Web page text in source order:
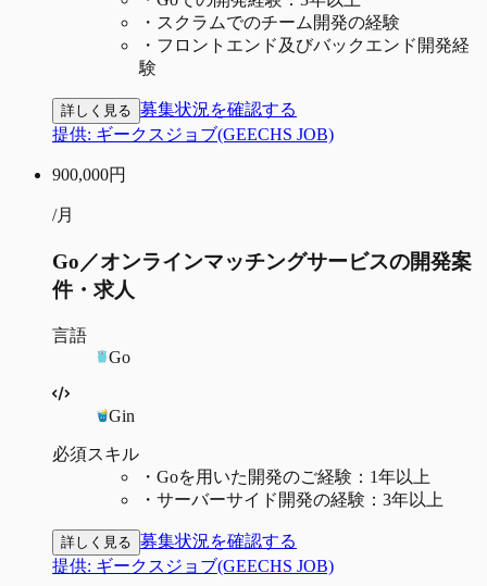
・ スクラムでのチーム開発の経験
・ フロントエンド及びバックエンド開発経
験
詳しく見る 募集状況を確認する
提供: ギークスジョブ(GEECHS JOB)
900,000円
/月
Go／オンラインマッチングサービスの開発案
件・求人
言語
Go
Gin
必須スキル
・ Goを用いた開発のご経験：1年以上
・ サーバーサイド開発の経験：3年以上
詳しく見る 募集状況を確認する
提供: ギークスジョブ(GEECHS JOB)